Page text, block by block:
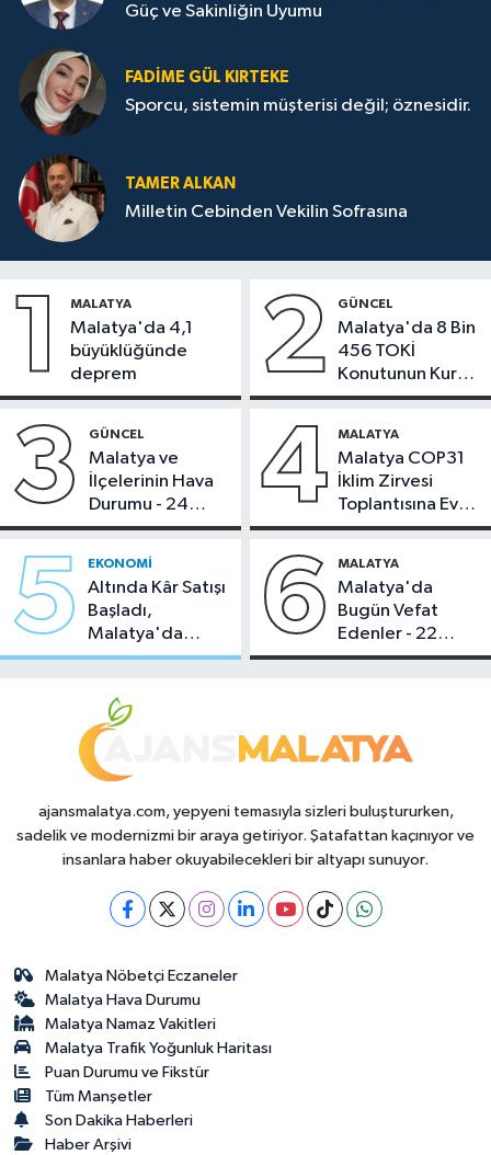
Güç ve Sakinliğin Uyumu
FADIME GÜL KIRTEKE
Sporcu, sistemin müşterisi değil; öznesidir.
TAMER ALKAN
Milletin Cebinden Vekilin Sofrasına
1 MALATYA
Malatya'da 4,1
büyüklüğünde
deprem
2 GÜNCEL
Malatya'da 8 Bin
456 TOKİ
Konutunun Kurası
Bugün Çekiliyor
3 GÜNCEL
Malatya ve
İlçelerinin Hava
Durumu - 24
Temmuz 2026
4 MALATYA
Malatya COP31
İklim Zirvesi
Toplantısına Ev
Sahipliği Yaptı
5 EKONOMI
Altında Kâr Satışı
Başladı,
Malatya'da
Makas Ne
6 MALATYA
Malatya'da
Bugün Vefat
Edenler - 22
Temmuz 2026
ajansmalatya.com, yepyeni temasıyla sizleri buluştururken,
sadelik ve modernizmi bir araya getiriyor. Şatafattan kaçınıyor ve
insanlara haber okuyabilecekleri bir altyapı sunuyor.
Malatya Nöbetçi Eczaneler
Malatya Hava Durumu
Malatya Namaz Vakitleri
Malatya Trafik Yoğunluk Haritası
Puan Durumu ve Fikstür
Tüm Manşetler
Son Dakika Haberleri
Haber Arşivi